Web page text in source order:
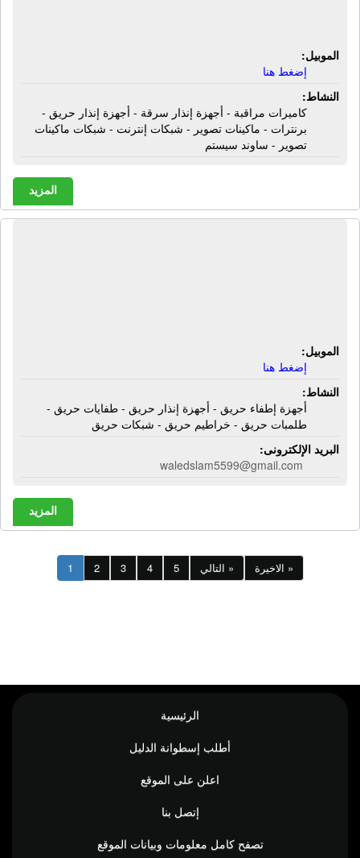
الموبيل:
إضغط هنا
النشاط:
كاميرات مراقبة - أجهزة إنذار سرقة - أجهزة إنذار حريق -
برنترات - ماكينات تصوير - شبكات إنترنت - شبكات ماكينات
تصوير - ساوند سيستم
المزيد
الموبيل:
إضغط هنا
النشاط:
أجهزة إطفاء حريق - أجهزة إنذار حريق - طفايات حريق -
طلمبات حريق - خراطيم حريق - شبكات حريق
البريد الإلكترونى:
waledslam5599@gmail.com
المزيد
1 2 3 4 5 التالي » الاخيرة »
الرئيسية
أطلب إسطوانة الدليل
اعلن على الموقع
إتصل بنا
تصفح كامل معلومات وبيانات الموقع